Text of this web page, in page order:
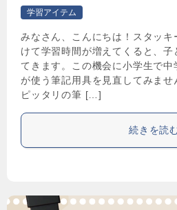
学習アイテム
みなさん、こんにちは！スタッキ
けて学習時間が増えてくると、子
てきます。この機会に小学生で
が使う筆記用具を見直してみま
ピッタリの筆 […]
続きを読